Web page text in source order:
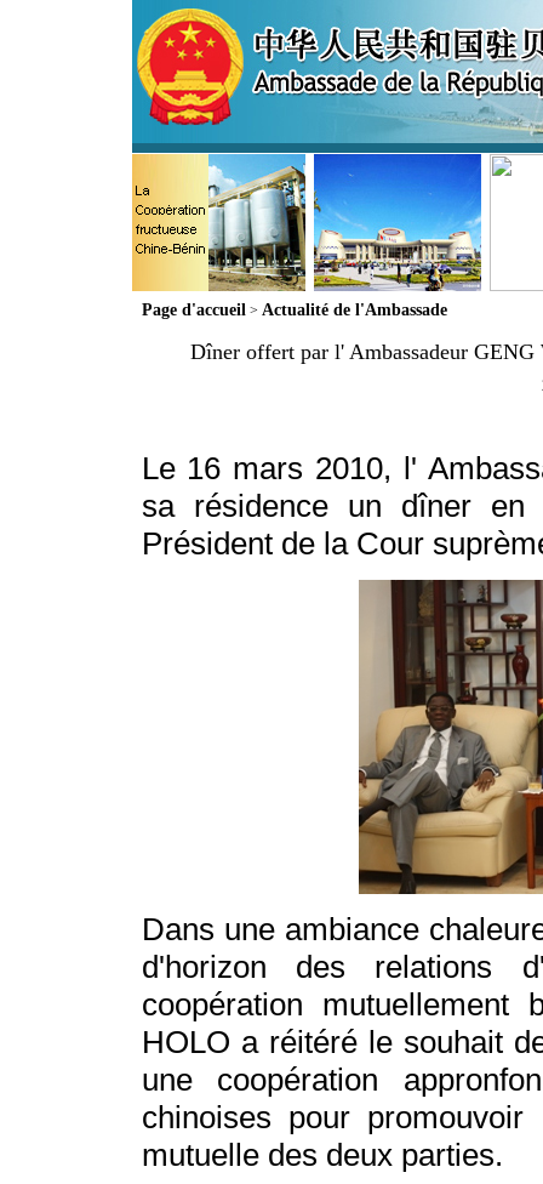
Page d'accueil> Actualité de l'Ambassade
Dîner offert par l' Ambassadeur GENG
Le 16 mars 2010, l'
sa résidence un dîner en
Président de la Cour
Dans une ambiance
d'horizon des relations
coopération
HOLO a réitéré le souhait
une coopération
chinoises pour
mutuelle des deux parties.